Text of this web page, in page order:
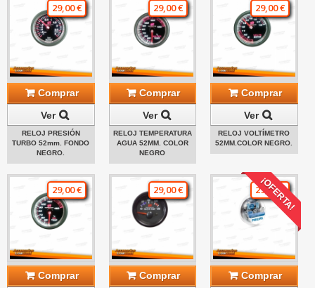
29,00 €
Comprar
Ver
RELOJ PRESIÓN
TURBO 52mm. FONDO
NEGRO.
29,00 €
Comprar
Ver
RELOJ TEMPERATURA
AGUA 52MM. COLOR
NEGRO
29,00 €
Comprar
Ver
RELOJ VOLTÍMETRO
52MM.COLOR NEGRO.
29,00 €
Comprar
29,00 €
Comprar
¡OFERTA!
29,00 €
Comprar